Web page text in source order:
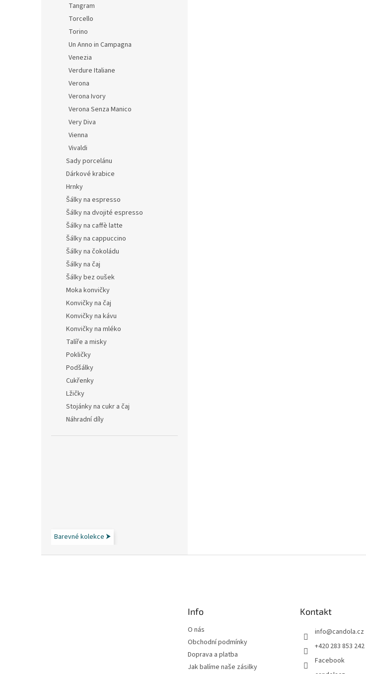
Tangram
Torcello
Torino
Un Anno in Campagna
Venezia
Verdure Italiane
Verona
Verona Ivory
Verona Senza Manico
Very Diva
Vienna
Vivaldi
Sady porcelánu
Dárkové krabice
Hrnky
Šálky na espresso
Šálky na dvojité espresso
Šálky na caffè latte
Šálky na cappuccino
Šálky na čokoládu
Šálky na čaj
Šálky bez oušek
Moka konvičky
Konvičky na čaj
Konvičky na kávu
Konvičky na mléko
Talíře a misky
Pokličky
Podšálky
Cukřenky
Lžičky
Stojánky na cukr a čaj
Náhradní díly
Barevné kolekce ⮞
Info
O nás
Obchodní podmínky
Doprava a platba
Jak balíme naše zásilky
Kontakt
info@candola.cz
+420 283 853 242
Facebook